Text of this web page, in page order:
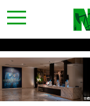
toggle
navigation